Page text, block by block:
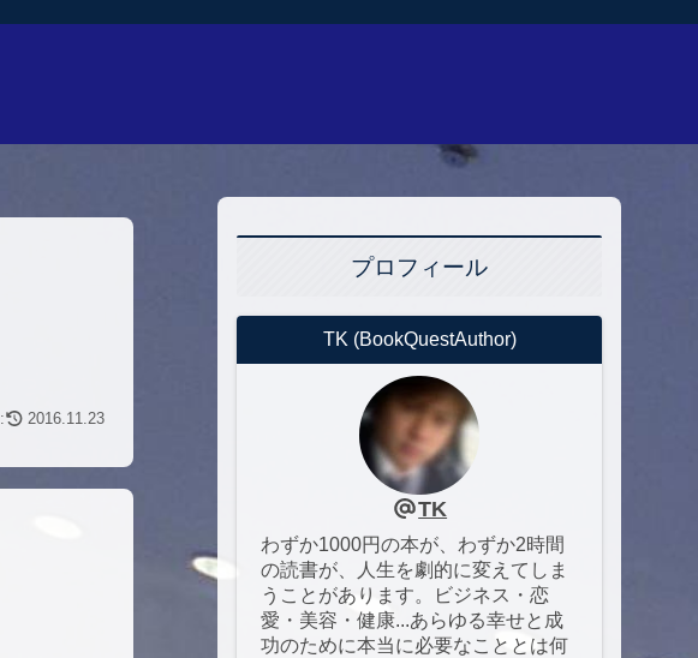
2016.11.23
プロフィール
TK (BookQuestAuthor)
TK
わずか1000円の本が、わずか2時間
の読書が、人生を劇的に変えてしま
うことがあります。ビジネス・恋
愛・美容・健康...あらゆる幸せと成
功のために本当に必要なこととは何